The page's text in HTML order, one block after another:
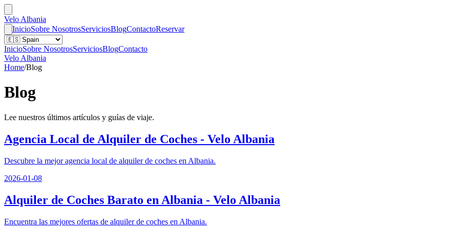
Velo Albania
InicioSobre NosotrosServiciosBlogContactoReservar
InicioSobre NosotrosServiciosBlogContacto
Velo Albania
Home/Blog
Blog
Lee nuestros últimos artículos y guías de viaje.
Agencia Local de Alquiler de Coches - Velo Albania
Descubre la mejor agencia local de alquiler de coches en Albania.
2026-01-08
Alquiler de Coches Barato en Albania - Velo Albania
Encuentra las mejores ofertas de alquiler de coches en Albania.